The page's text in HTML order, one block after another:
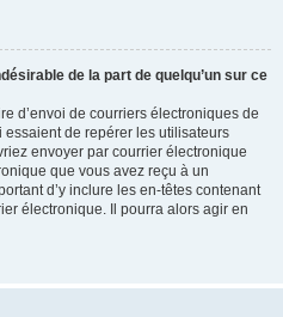
de la part de quelqu’un sur ce
d’envoi de courriers électroniques de
de repérer les utilisateurs
envoyer par courrier électronique
que vous avez reçu à un
d’y inclure les en-têtes contenant
électronique. Il pourra alors agir en